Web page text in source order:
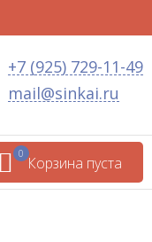
+7 (925) 729-11-49
mail@sinkai.ru
Корзина пуста
0